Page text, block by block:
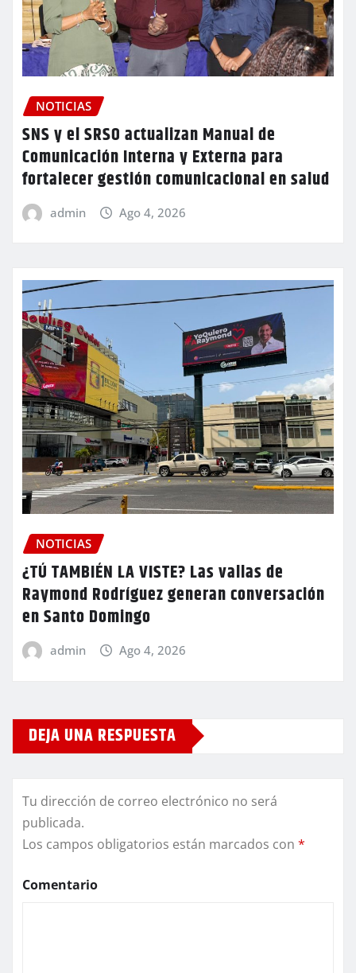
NOTICIAS
SNS y el SRSO actualizan Manual de
Comunicación Interna y Externa para
fortalecer gestión comunicacional en salud
admin Ago 4, 2026
NOTICIAS
¿TÚ TAMBIÉN LA VISTE? Las vallas de
Raymond Rodríguez generan conversación
en Santo Domingo
admin Ago 4, 2026
DEJA UNA RESPUESTA
Tu dirección de correo electrónico no será
publicada.
Los campos obligatorios están marcados con *
Comentario